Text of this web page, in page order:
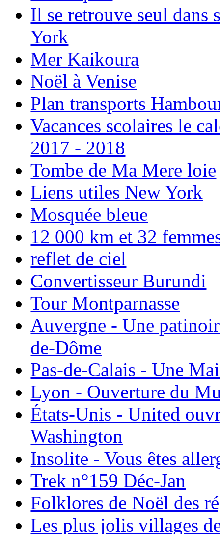
Il se retrouve seul dans
York
Mer Kaikoura
Noël à Venise
Plan transports
Vacances scolaires le
2017 - 2018
Tombe de Ma Mere loie
Liens utiles New York
Mosquée bleue
12 000 km et 32
reflet de ciel
Convertisseur Burundi
Tour Montparnasse
Auvergne - Une
de-Dôme
Pas-de-Calais - Une
Lyon - Ouverture du
États-Unis - United
Washington
Insolite - Vous êtes
Trek n°159 Déc-Jan
Folklores de Noël des
Les plus jolis villages